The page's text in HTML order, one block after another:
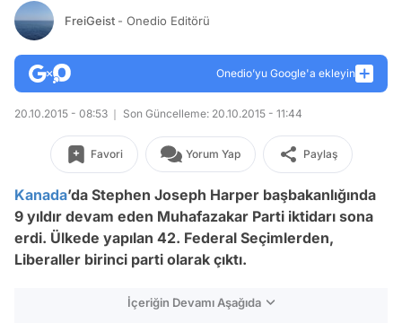
FreiGeist - Onedio Editörü
Onedio’yu Google'a ekleyin
20.10.2015 - 08:53 Son Güncelleme: 20.10.2015 - 11:44
Favori Yorum Yap Paylaş
Kanada’da Stephen Joseph Harper başbakanlığında
9 yıldır devam eden Muhafazakar Parti iktidarı sona
erdi. Ülkede yapılan 42. Federal Seçimlerden,
Liberaller birinci parti olarak çıktı.
İçeriğin Devamı Aşağıda